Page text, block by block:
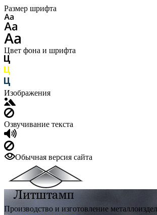
Размер шрифта
Цвет фона и шрифта
Изображения
Озвучивание текста
Обычная версия сайта
Производство и изготовление